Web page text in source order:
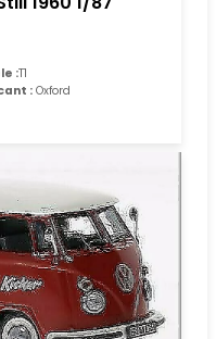
:T1
:Oxford